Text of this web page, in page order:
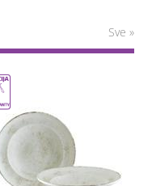
Sve »